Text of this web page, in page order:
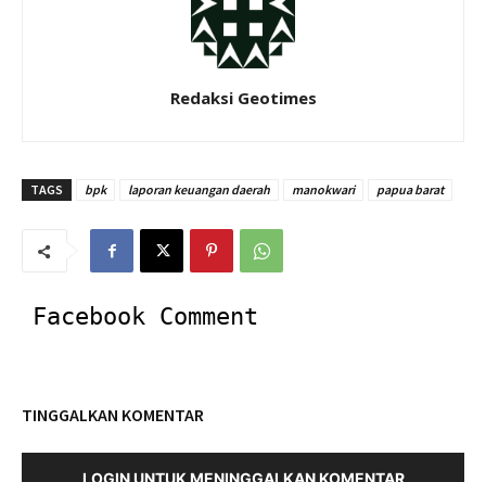
Redaksi Geotimes
TAGS bpk laporan keuangan daerah manokwari papua barat
Facebook Comment
TINGGALKAN KOMENTAR
LOGIN UNTUK MENINGGALKAN KOMENTAR